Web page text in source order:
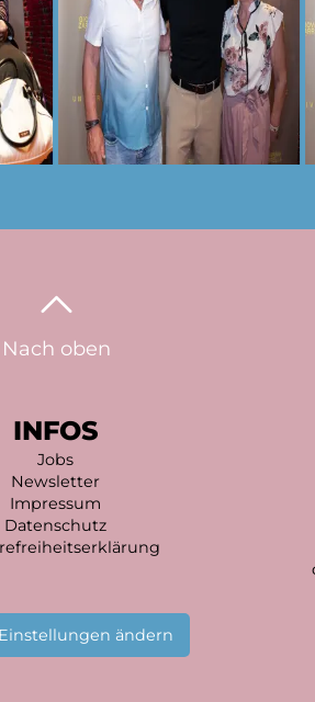
Nach oben
INFOS
Jobs
Newsletter
Impressum
Datenschutz
ändern